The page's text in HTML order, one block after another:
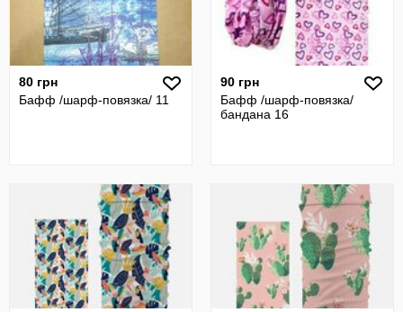
80 грн
Бафф /шарф-повязка/ 11
90 грн
Бафф /шарф-повязка/
бандана 16